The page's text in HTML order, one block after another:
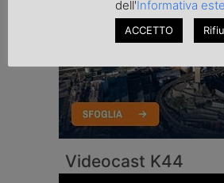
Videocast K44
dell'Informativa
ACCETTO